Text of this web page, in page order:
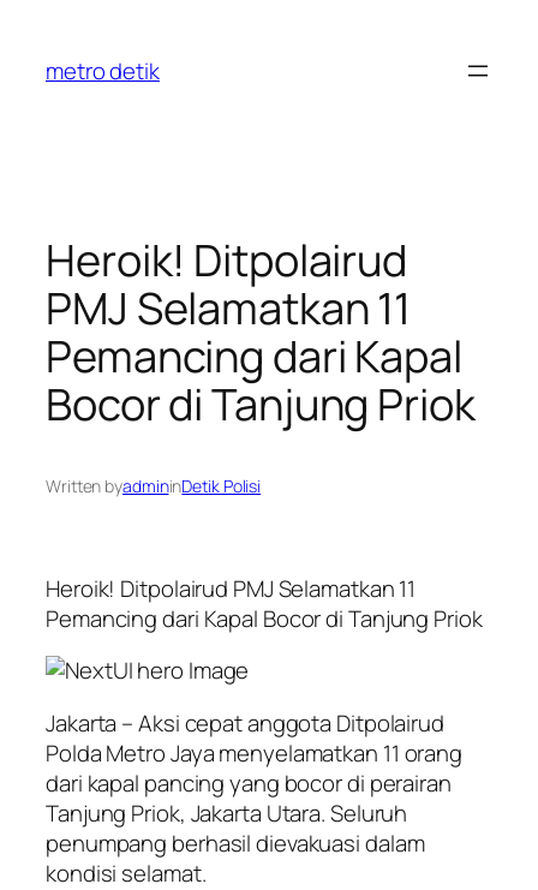
content
metro detik
Heroik! Ditpolairud
PMJ Selamatkan 11
Pemancing dari Kapal
Bocor di Tanjung Priok
Written byadmininDetik Polisi
Heroik! Ditpolairud PMJ Selamatkan 11
Pemancing dari Kapal Bocor di Tanjung Priok
Jakarta – Aksi cepat anggota Ditpolairud
Polda Metro Jaya menyelamatkan 11 orang
dari kapal pancing yang bocor di perairan
Tanjung Priok, Jakarta Utara. Seluruh
penumpang berhasil dievakuasi dalam
kondisi selamat.